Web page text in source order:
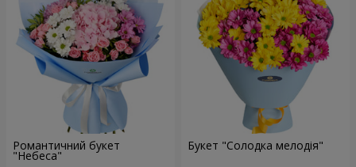
Романтичний букет
"Небеса"
Букет "Солодка мелодія"